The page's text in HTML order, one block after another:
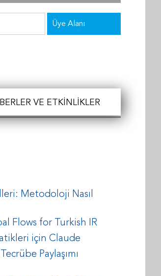
VE ETKINLIKLER
Üye Alanı
Metodoloji Nasıl
Flows for Turkish IR
için Claude
Paylaşımı